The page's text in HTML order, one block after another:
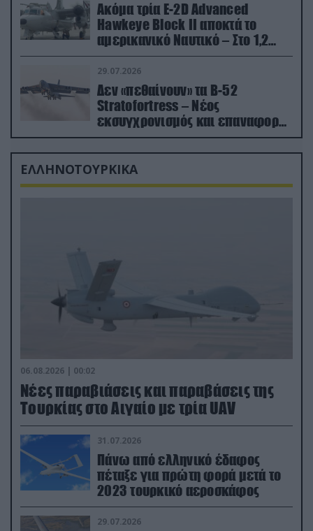
Ακόμα τρία E-2D Advanced
Hawkeye Block II αποκτά το
αμερικανικό Ναυτικό – Στο 1,2
δισ.δολάρια το κόστος
29.07.2026
Δεν «πεθαίνουν» τα Β-52
Stratofortress – Νέος
εκσυγχρονισμός και επαναφορά
από τα «νεκροταφεία»
ΕΛΛΗΝΟΤΟΥΡΚΙΚΑ
06.08.2026 | 00:02
Νέες παραβιάσεις και παραβάσεις της
Τουρκίας στο Αιγαίο με τρία UAV
31.07.2026
Πάνω από ελληνικό έδαφος
πέταξε για πρώτη φορά μετά το
2023 τουρκικό αεροσκάφος
29.07.2026